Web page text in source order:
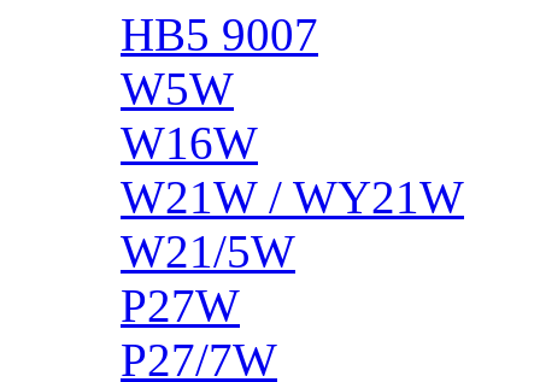
HB5 9007
W5W
W16W
W21W / WY21W
W21/5W
P27W
P27/7W